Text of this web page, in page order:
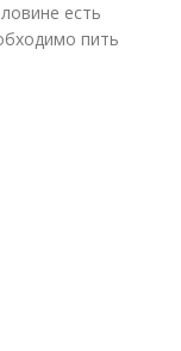
есть
пить